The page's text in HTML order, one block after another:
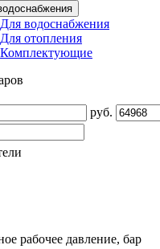
Для водоснабжения
Для отопления
Комплектующие
руб.
рабочее давление, бар